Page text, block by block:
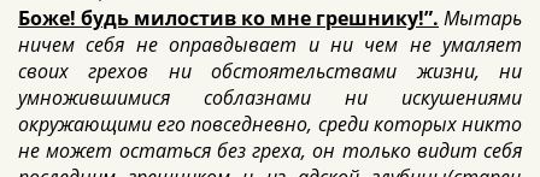
Боже! будь милостив ко мне грешнику!”. Мытарь
ничем себя не оправдывает и ни чем не умаляет
своих грехов
ни обстоятельствами жизни, ни
умножившимися соблазнами ни искушениями
окружающими его повседневно, среди которых никто
не может остаться без греха, он только видит себя